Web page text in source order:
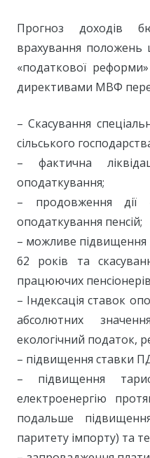
Прогноз доходів
врахування положень
«податкової
директивами МВФ
– Скасування
сільського
– фактична
оподаткування;
– продовження дії
оподаткування пенсій;
– можливе підвищення
62 років та
працюючих
– Індексація ставок
абсолютних
екологічний податок,
– підвищення ставки
– підвищення
електроенергію
подальше
паритету імпорту) та